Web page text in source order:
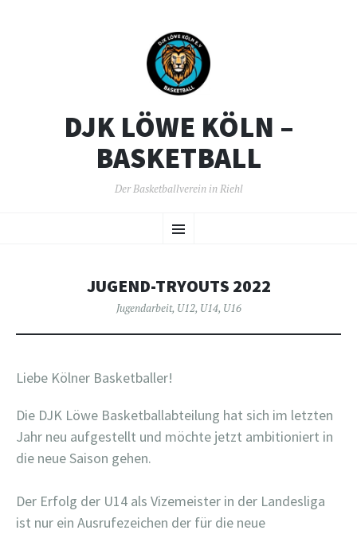
DJK LÖWE KÖLN –
BASKETBALL
Der Basketballverein in Riehl
Menü
INHALT
JUGEND-TRYOUTS 2022
Jugendarbeit, U12, U14, U16
Liebe Kölner Basketballer!
Die DJK Löwe Basketballabteilung hat sich im letzten
Jahr neu aufgestellt und möchte jetzt ambitioniert in
die neue Saison gehen.
Der Erfolg der U14 als Vizemeister in der Landesliga
ist nur ein Ausrufezeichen der für die neue